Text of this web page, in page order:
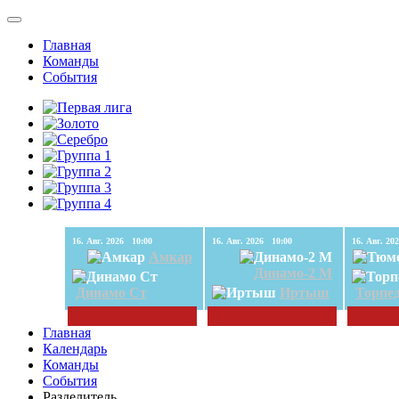
Главная
Команды
События
16. Авг. 2026 10:00
Амкар
Динамо Ст
16. Авг. 2026 10:00
Динамо-2 М
Иртыш
Главная
Календарь
Команды
События